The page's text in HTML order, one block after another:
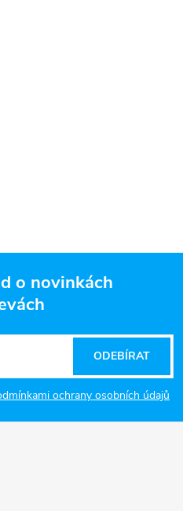
o novinkách
ochrany osobních údajů
ODEBÍRAT